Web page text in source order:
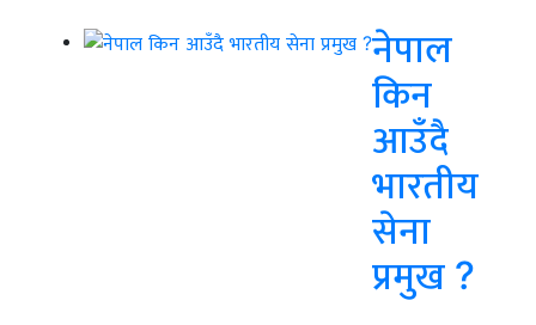
नेपाल
किन
आउँदै
भारतीय
सेना
प्रमुख ?